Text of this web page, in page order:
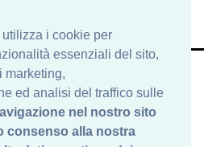
i cookie per
essenziali del sito,
marketing,
ed analisi del traffico sulle
nel nostro sito
consenso alla nostra